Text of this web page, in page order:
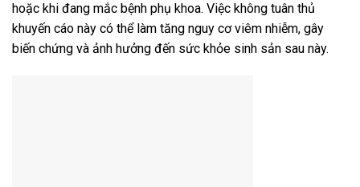
hoặc khi đang mắc bệnh phụ khoa. Việc không tuân thủ
khuyến cáo này có thể làm tăng nguy cơ viêm nhiễm, gây
biến chứng và ảnh hưởng đến sức khỏe sinh sản sau này.